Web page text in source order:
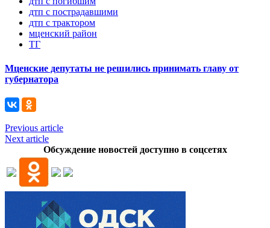
дтп с пострадавшими
дтп с трактором
мценский район
ТГ
Мценские депутаты не решились принимать главу от
губернатора
Previous article
Next article
Обсуждение новостей доступно в соцсетях